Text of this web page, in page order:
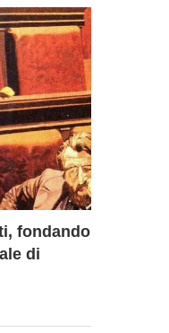
PIÙ POTENTE DI
CONTRO L’UE È...
27 Settembre 2022
fondando
di